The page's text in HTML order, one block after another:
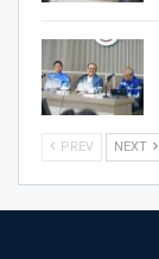
PREV NEXT